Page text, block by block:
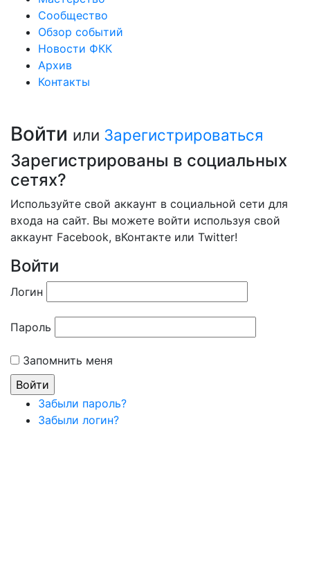
Сообщество
Обзор событий
Новости ФКК
Архив
Контакты
Войти или Зарегистрироваться
Зарегистрированы в социальных
сетях?
Используйте свой аккаунт в социальной сети для
входа на сайт. Вы можете войти используя свой
аккаунт Facebook, вКонтакте или Twitter!
Войти
Логин
Пароль
Запомнить меня
Забыли пароль?
Забыли логин?